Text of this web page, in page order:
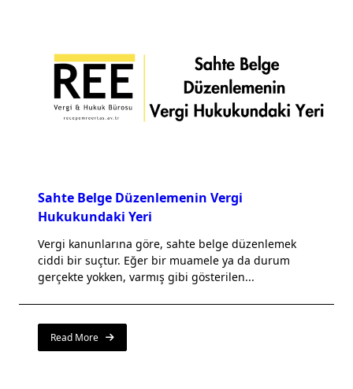
Sahte Belge Düzenlemenin Vergi
Hukukundaki Yeri
Vergi kanunlarına göre, sahte belge düzenlemek
ciddi bir suçtur. Eğer bir muamele ya da durum
gerçekte yokken, varmış gibi gösterilen...
Read More